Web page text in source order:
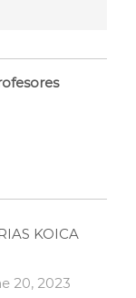
KOICA
20, 2023